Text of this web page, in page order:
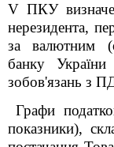
V ПКУ в
нерезидента,
за валютним
банку
зобов'язань з
Графи
показники),